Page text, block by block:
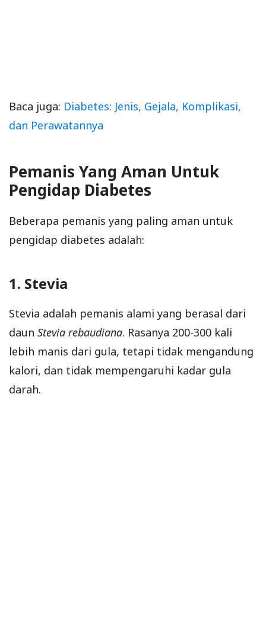
Baca juga: Diabetes: Jenis, Gejala, Komplikasi,
dan Perawatannya
Pemanis Yang Aman Untuk
Pengidap Diabetes
Beberapa pemanis yang paling aman untuk
pengidap diabetes adalah:
1. Stevia
Stevia adalah pemanis alami yang berasal dari
daun Stevia rebaudiana. Rasanya 200-300 kali
lebih manis dari gula, tetapi tidak mengandung
kalori, dan tidak mempengaruhi kadar gula
darah.